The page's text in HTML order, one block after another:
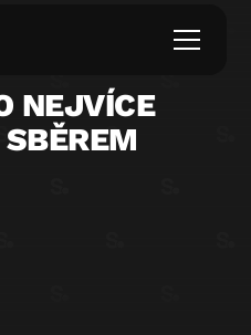
NEJVÍCE